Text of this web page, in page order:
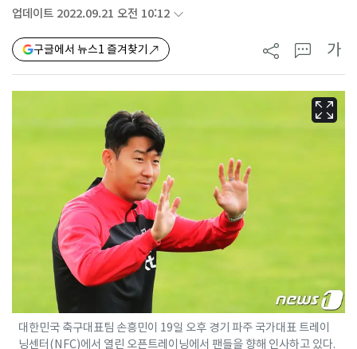
업데이트 2022.09.21 오전 10:12
구글에서 뉴스1 즐겨찾기 가
대한민국 축구대표팀 손흥민이 19일 오후 경기 파주 국가대표 트레이
닝센터(NFC)에서 열린 오픈트레이닝에서 팬들을 향해 인사하고 있다.